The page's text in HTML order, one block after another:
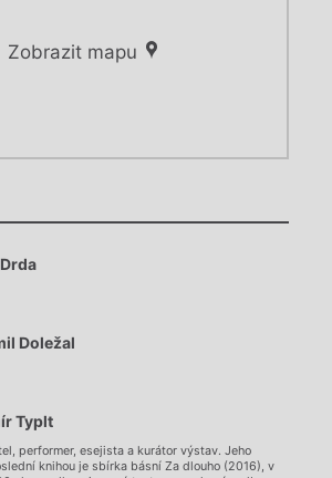
Zobrazit mapu
Chviličku.
Doležal
Typlt
performer, esejista a kurátor výstav. Jeho
knihou je sbírka básní Za dlouho (2016), v